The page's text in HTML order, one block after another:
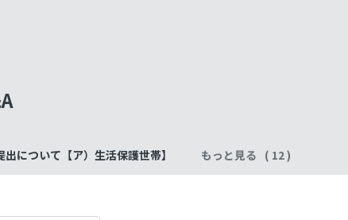
について【ア）生活保護世帯】 もっと見る